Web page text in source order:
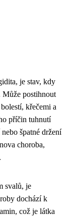
je stav, kdy
Může postihnout
křečemi a
příčin tuhnutí
špatné držení
choroba,
svalů, je
dochází k
což je látka